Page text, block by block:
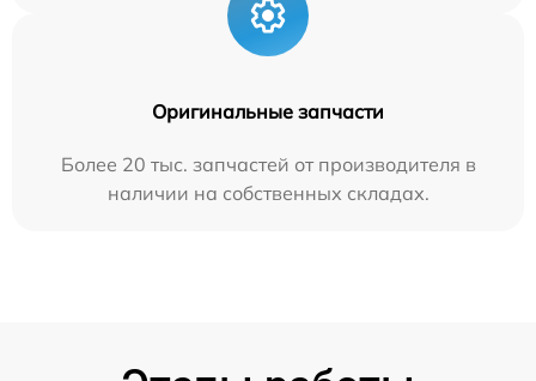
Оригинальные запчасти
Более 20 тыс. запчастей от производителя в
наличии на собственных складах.